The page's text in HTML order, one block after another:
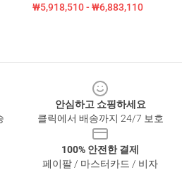
₩5,918,510 - ₩6,883,110
안심하고 쇼핑하세요
클릭에서 배송까지 24/7 보호
100% 안전한 결제
페이팔 / 마스터카드 / 비자